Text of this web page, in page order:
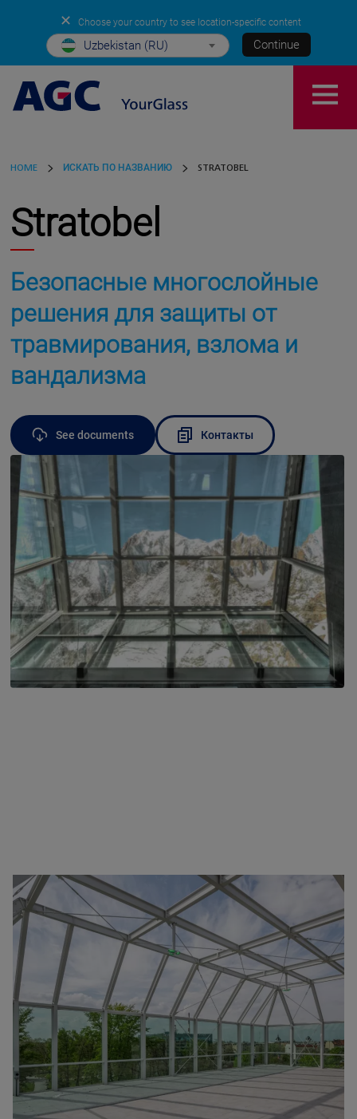
✕ Choose your country to see location-specific content
Uzbekistan (RU) Continue
HOME ИСКАТЬ ПО НАЗВАНИЮ STRATOBEL
Stratobel
Безопасные многослойные
решения для защиты от
травмирования, взлома и
вандализма
See documents Контакты